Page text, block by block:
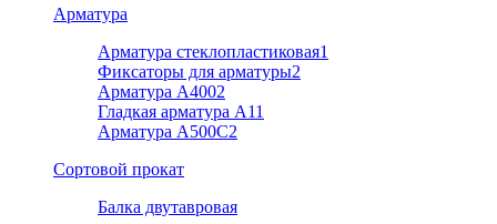
Арматура
Арматура стеклопластиковая1
Фиксаторы для арматуры2
Арматура А4002
Гладкая арматура А11
Арматура A500C2
Cортовой прокат
Балка двутавровая